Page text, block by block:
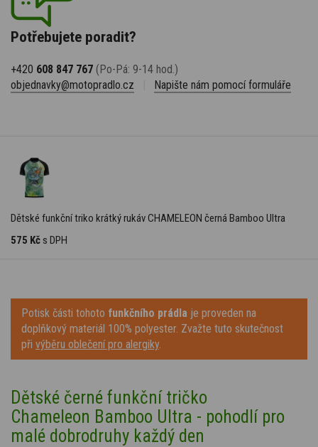
Potřebujete poradit?
+420 608 847 767 (Po-Pá: 9-14 hod.)
objednavky@motopradlo.cz
Napište nám pomocí formuláře
Dětské funkční triko krátký rukáv CHAMELEON černá Bamboo Ultra
575 Kč s DPH
Potisk části tohoto funkčního prádla je proveden na
doplňkový materiál 100% polyester. Zvažte tuto skutečnost
při výběru oblečení pro alergiky.
Dětské černé funkční tričko
Chameleon Bamboo Ultra - pohodlí pro
malé dobrodruhy každý den